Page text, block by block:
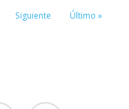
Siguiente Último »